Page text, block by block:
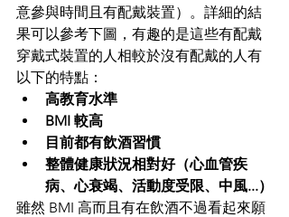
意參與時間且有配戴裝置）。詳細的結
果可以參考下圖，有趣的是這些有配戴
穿戴式裝置的人相較於沒有配戴的人有
以下的特點：
高教育水準
BMI 較高
目前都有飲酒習慣
整體健康狀況相對好（心血管疾
病、心衰竭、活動度受限、中風...）
雖然 BMI 高而且有在飲酒不過看起來願